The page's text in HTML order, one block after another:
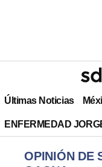
Últimas Noticias
ENFERMEDAD
OPINIÓN DE